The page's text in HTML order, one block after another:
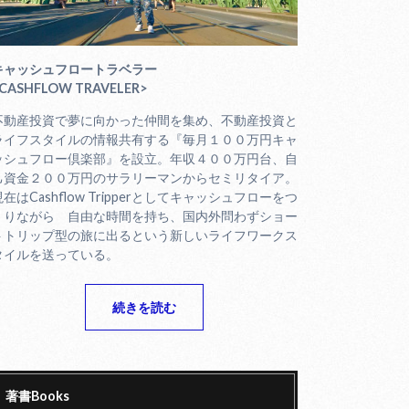
ャッシュフロートラベラー
TRAVELER>
動産投資で夢に向かった仲間を集め、不動産投資と
イフスタイルの情報共有する『毎月１００万円キャ
シュフロー倶楽部』を設立。年収４００万円台、自
資金２００万円のサラリーマンからセミリタイア。
在はCashflow Tripperとしてキャッシュフローをつ
りながら 自由な時間を持ち、国内外問わずショー
トリップ型の旅に出るという新しいライフワークス
イルを送っている。
続きを読む
著書Books